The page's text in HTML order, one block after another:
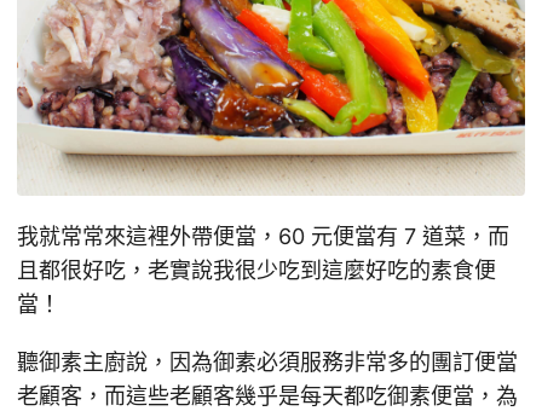
我就常常來這裡外帶便當，60 元便當有 7 道菜，而
且都很好吃，老實說我很少吃到這麼好吃的素食便
當！
聽御素主廚說，因為御素必須服務非常多的團訂便當
老顧客，而這些老顧客幾乎是每天都吃御素便當，為